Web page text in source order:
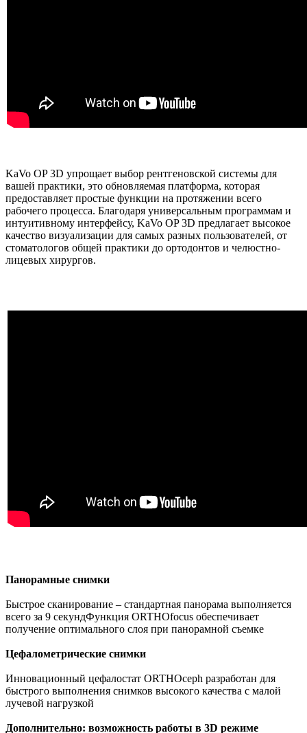
KaVo OP 3D упрощает выбор рентгеновской системы для
вашей практики, это обновляемая платформа, которая
предоставляет простые функции на протяжении всего
рабочего процесса. Благодаря универсальным программам и
интуитивному интерфейсу, KaVo OP 3D предлагает высокое
качество визуализации для самых разных пользователей, от
стоматологов общей практики до ортодонтов и челюстно-
лицевых хирургов.
Панорамные снимки
Быстрое сканирование – стандартная панорама выполняется
всего за 9 секундФункция ORTHOfocus обеспечивает
получение оптимального слоя при панорамной съемке
Цефалометрические снимки
Инновационный цефалостат ORTHOceph разработан для
быстрого выполнения снимков высокого качества с малой
лучевой нагрузкой
Дополнительно: возможность работы в 3D режиме